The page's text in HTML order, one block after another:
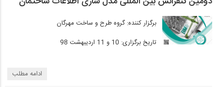
برگزار کننده: گروه طرح و ساخت مهرگان
تاریخ برگزاری: 10 و 11 اردیبهشت 98
ادامه مطلب